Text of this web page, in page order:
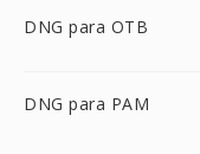
DNG para OTB
DNG para PAM